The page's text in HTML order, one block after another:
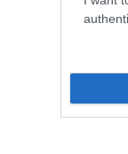
hatóságoknak.
felügyelő
vitatott
20 millió euró